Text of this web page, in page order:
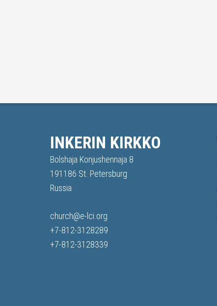
INKERIN KIRKKO
Bolshaja Konjushennaja 8
191186 St. Petersburg
Russia
church@e-lci.org
+7-812-3128289
+7-812-3128339